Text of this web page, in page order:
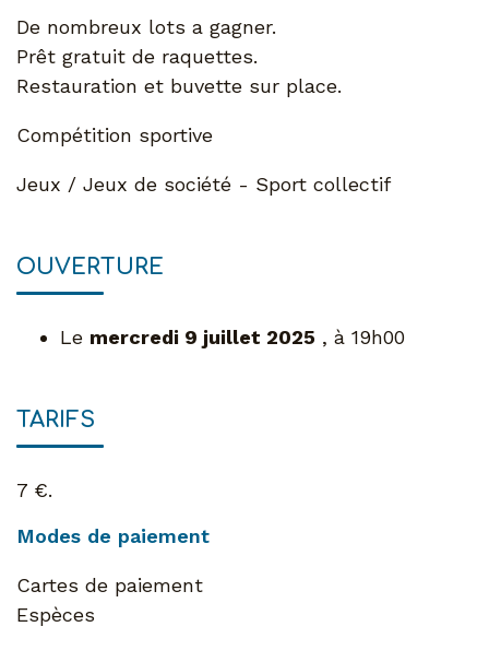
De nombreux lots a gagner.
Prêt gratuit de raquettes.
Restauration et buvette sur place.
Compétition sportive
Jeux / Jeux de société - Sport collectif
OUVERTURE
Le mercredi 9 juillet 2025 , à 19h00
TARIFS
7 €.
Modes de paiement
Cartes de paiement
Espèces